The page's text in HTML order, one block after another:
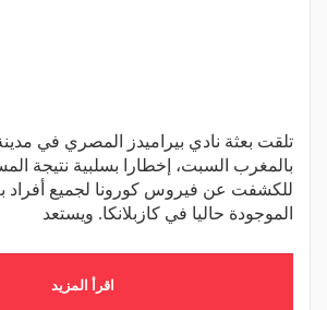
تلقت بعثة نادي بيراميدز المصري في مدينة
بالمغرب السبت، إخطارا بسلبية نتيجة
للكشفت عن فيروس كورونا لجميع أفراد
الموجودة حاليا في كازبلانكا. ويستعد
اقرأ المزيد